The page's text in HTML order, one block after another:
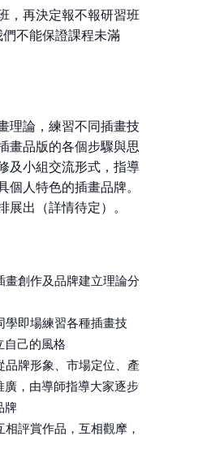
，再決定報不報研習班
們不能保證課程未滿
理論，練習不同插畫技
畫品版的各個步驟與思
及小組交流形式，指導
人特色的插畫品牌。
出（詳情待定）。
創作及品牌建立理論分
即場練習各種插畫技
自己的風格
牌形象、市場定位、產
，由導師指導大家逐步
牌
評賞作品，互相觀摩，